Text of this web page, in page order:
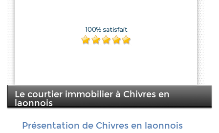
Le courtier immobilier à Chivres en
laonnois
Présentation de Chivres en laonnois